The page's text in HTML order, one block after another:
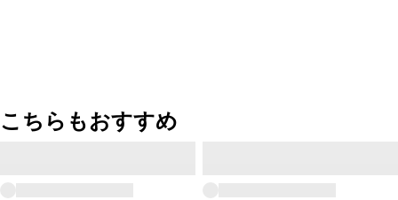
こちらもおすすめ